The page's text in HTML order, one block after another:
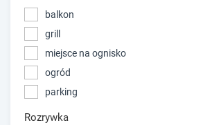
balkon
grill
miejsce na ognisko
ogród
parking
Rozrywka